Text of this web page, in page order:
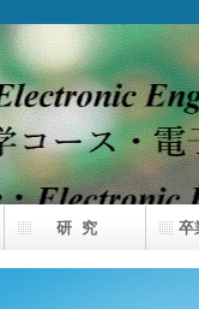
研 究 卒